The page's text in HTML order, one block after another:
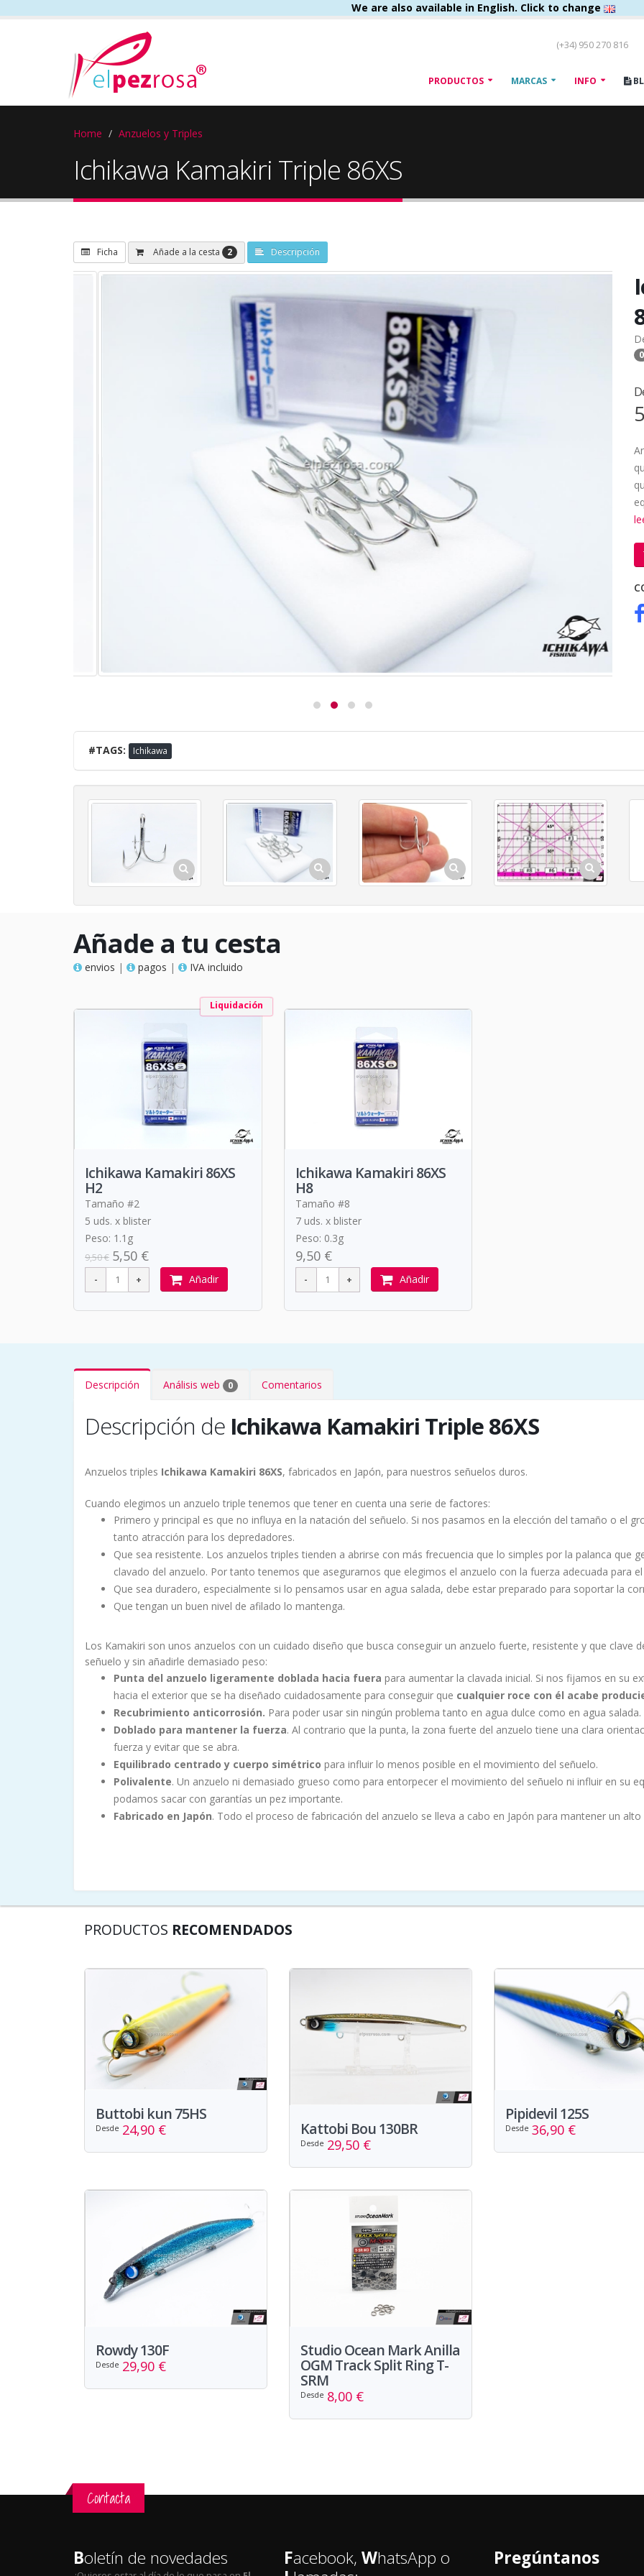
We are also available in English. Click to change
(+34) 950 270 816
PRODUCTOS MARCAS INFO
Home Anzuelos y Triples
Ichikawa Kamakiri Triple 86XS
Ficha Añade a la cesta 2 Descripción
0
#TAGS: Ichikawa
Añade a tu cesta
envios | pagos | IVA incluido
Liquidación
Ichikawa Kamakiri 86XS
H2
Tamaño #2
5 uds. x blister
Peso: 1.1g
9,50 € 5,50 €
Añadir
Ichikawa Kamakiri 86XS
H8
Tamaño #8
7 uds. x blister
Peso: 0.3g
9,50 €
Añadir
Descripción Análisis web 0 Comentarios
Descripción de Ichikawa Kamakiri Triple 86XS
Anzuelos triples Ichikawa Kamakiri 86XS, fabricados en Japón, para nuestros señuelos duros.
Cuando elegimos un anzuelo triple tenemos que tener en cuenta una serie de factores:
Primero y principal es que no influya en la natación del señuelo. Si nos pasamos en la elección del tamaño o el
tanto atracción para los depredadores.
Que sea resistente. Los anzuelos triples tienden a abrirse con más frecuencia que lo simples por la palanca que
clavado del anzuelo. Por tanto tenemos que asegurarnos que elegimos el anzuelo con la fuerza adecuada para
Que sea duradero, especialmente si lo pensamos usar en agua salada, debe estar preparado para soportar la
Que tengan un buen nivel de afilado lo mantenga.
Los Kamakiri son unos anzuelos con un cuidado diseño que busca conseguir un anzuelo fuerte, resistente y que clave
señuelo y sin añadirle demasiado peso:
Punta del anzuelo ligeramente doblada hacia fuera para aumentar la clavada inicial. Si nos fijamos en su
hacia el exterior que se ha diseñado cuidadosamente para conseguir que cualquier roce con él acabe
Recubrimiento anticorrosión. Para poder usar sin ningún problema tanto en agua dulce como en agua salada.
Doblado para mantener la fuerza. Al contrario que la punta, la zona fuerte del anzuelo tiene una clara
fuerza y evitar que se abra.
Equilibrado centrado y cuerpo simétrico para influir lo menos posible en el movimiento del señuelo.
Polivalente. Un anzuelo ni demasiado grueso como para entorpecer el movimiento del señuelo ni influir en su
podamos sacar con garantías un pez importante.
Fabricado en Japón. Todo el proceso de fabricación del anzuelo se lleva a cabo en Japón para mantener un alto
PRODUCTOS RECOMENDADOS
Buttobi kun 75HS
Desde 24,90 € Kattobi Bou 130BR
Desde 29,50 €
Pipidevil 125S
Desde 36,90 €
Rowdy 130F
Desde 29,90 €
Studio Ocean Mark Anilla
OGM Track Split Ring T-
SRM
Desde 8,00 €
Contacta
Boletín de novedades Facebook, WhatsApp o
Pregúntanos